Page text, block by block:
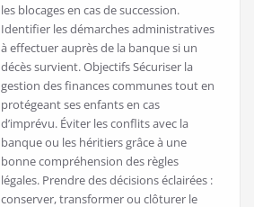
les blocages en cas de succession.
Identifier les démarches administratives
à effectuer auprès de la banque si un
décès survient. Objectifs Sécuriser la
gestion des finances communes tout en
protégeant ses enfants en cas
d’imprévu. Éviter les conflits avec la
banque ou les héritiers grâce à une
bonne compréhension des règles
légales. Prendre des décisions éclairées :
conserver, transformer ou clôturer le